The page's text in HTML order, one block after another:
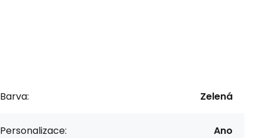
Barva: Zelená
Personalizace: Ano